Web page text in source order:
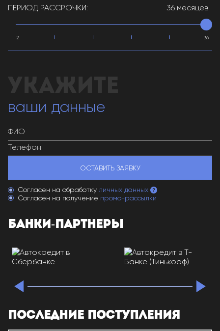
ПЕРИОД РАССРОЧКИ: 36 месяцев
ваши данные
ОСТАВИТЬ ЗАЯВКУ
Согласен на обработку личных данных
Согласен на получение промо-рассылки
БАНКИ-ПАРТНЕРЫ
ПОСЛЕДНИЕ ПОСТУПЛЕНИЯ